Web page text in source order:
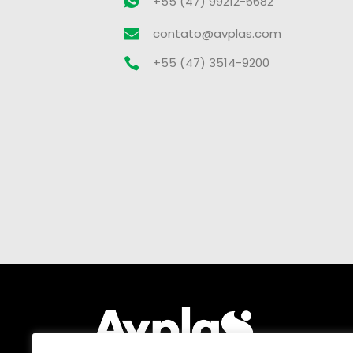
contato@avplas.com
+55 (47) 3514-9200